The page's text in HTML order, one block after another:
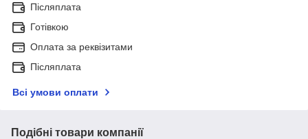
Післяплата
Готівкою
Оплата за реквізитами
Післяплата
Всі умови оплати
Подібні товари компанії